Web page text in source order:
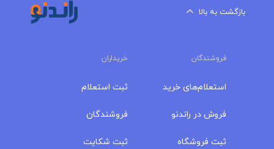
بازگشت به بالا
فروشندگان خریداران
استعلام‌های خرید
فروش در راندنو
ثبت فروشگاه
ثبت استعلام
فروشندگان
ثبت شکایت